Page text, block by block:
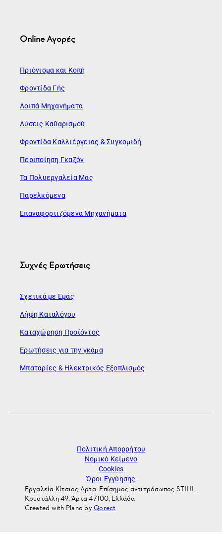
Online Αγορές
Πριόνισμα και Κοπή
Φροντίδα Γής
Λοιπά Μηχανήματα
Λύσεις Καθαρισμού
Φροντίδα Καλλιέργειας & Συγκομιδή
Περιποίηση Γκαζόν
Τα Πολυεργαλεία Μας
Παρελκόμενα
Επαναφορτιζόμενα Μηχανήματα
Συχνές Ερωτήσεις
Σχετικά με Εμάς
Λήψη Καταλόγου
Καταχώρηση Προϊόντος
Ερωτήσεις για την γκάμα
Μπαταρίες & Ηλεκτρικός Εξοπλισμός
Πολιτική Απορρήτου
Νομικό Κείμενο
Cookies
Όροι Εγγύησης
Εργαλεία Κίτσιος Αρτα. Επίσημος αντιπρόσωπος STIHL.
Κρυστάλλη 49, Άρτα 47100, Ελλάδα
Created with Plano byQorect